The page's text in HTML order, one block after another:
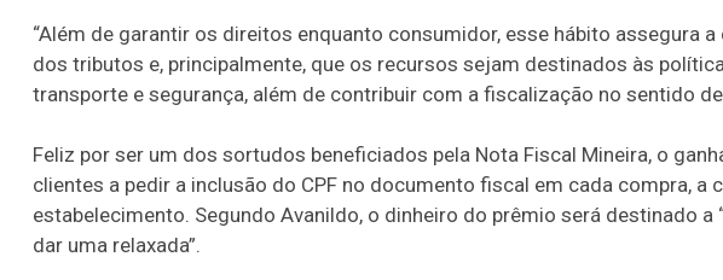
“Além de garantir os direitos enquanto consumidor, esse hábito assegura
dos tributos e, principalmente, que os recursos sejam destinados às
transporte e segurança, além de contribuir com a fiscalização no sentido
Feliz por ser um dos sortudos beneficiados pela Nota Fiscal Mineira, o
clientes a pedir a inclusão do CPF no documento fiscal em cada compra, a
estabelecimento. Segundo Avanildo, o dinheiro do prêmio será destinado
dar uma relaxada”.